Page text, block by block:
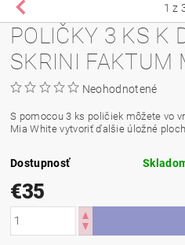
1 z
POLIČKY 3 KS K
SKRINI FAKTUM
Neohodnotené
S pomocou 3 ks poličiek môžete vo
Mia White vytvoriť ďalšie úložné
Dostupnosť
€35